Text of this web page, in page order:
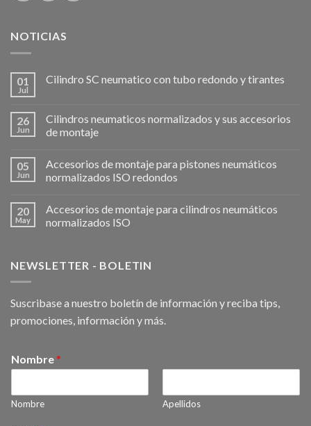
NOTICIAS
01
Jul
Cilindro SC neumatico con tubo redondo y tirantes
26
Jun
Cilindros neumaticos normalizados y sus accesorios
de montaje
05
Jun
Accesorios de montaje para pistones neumáticos
normalizados ISO redondos
20
May
Accesorios de montaje para cilindros neumáticos
normalizados ISO
NEWSLETTER - BOLETIN
Suscribase a nuestro boletín de información y reciba tips,
promociones, información y más.
Nombre *
Nombre Apellidos